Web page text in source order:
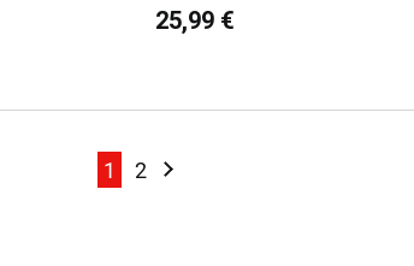
25,99 €
Page
Page
1 Page
2 Page
Suivant